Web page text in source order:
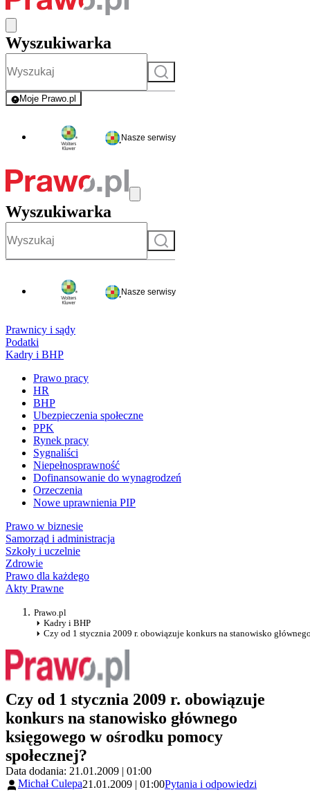
Wyszukiwarka
Szukaj
Moje Prawo.pl
- rejestracja i logowanie do serwisu
Nasze serwisy
Wyszukiwarka
Szukaj
Nasze serwisy
Prawnicy i sądy
Podatki
Kadry i BHP
Prawo pracy
HR
BHP
Ubezpieczenia społeczne
PPK
Rynek pracy
Sygnaliści
Niepełnosprawność
Dofinansowanie do wynagrodzeń
Orzeczenia
Nowe uprawnienia PIP
Prawo w biznesie
Samorząd i administracja
Szkoły i uczelnie
Zdrowie
Prawo dla każdego
Akty Prawne
Prawo.pl
Kadry i BHP
Czy od 1 stycznia 2009 r. obowiązuje konkurs na stanowisko
Czy od 1 stycznia 2009 r. obowiązuje
konkurs na stanowisko głównego
księgowego w ośrodku pomocy
społecznej?
Data dodania: 21.01.2009 | 01:00
Michał Culepa21.01.2009 | 01:00Pytania i odpowiedzi